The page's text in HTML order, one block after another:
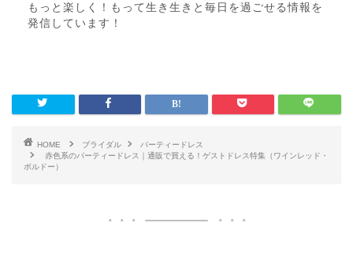
もっと楽しく！もって生き生きと毎日を過ごせる情報を
発信しています！
HOME ブライダル
パーティードレス
赤色系のパーティードレス｜通販で買える！ゲストドレス特集（ワインレッド・
ボルドー）